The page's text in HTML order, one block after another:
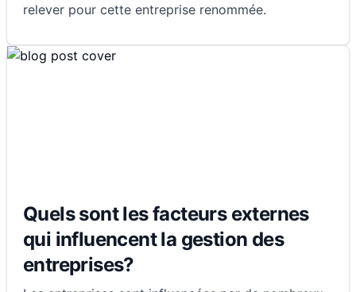
relever pour cette entreprise renommée.
Quels sont les facteurs externes
qui influencent la gestion des
entreprises?